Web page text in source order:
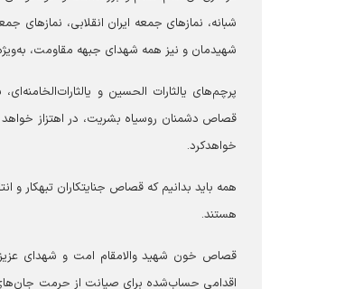
شبانه، نمازهای جمعه ایران انقلابی، نمازهای
شهیدمان و نیز همه شهدای جبهه مقاومت،
پرچم‌های یالثارات الحسین و
قصاص دشمنان روسیاه بشریت، در اهتزاز
خواهدکرد.
همه باید بدانیم که قصاص جنایتکاران تبهکار و
هستند.
قصاص خون شهید والامقام امت و شهدای
اقدامی حساب‌شده برای صیانت از حرمت